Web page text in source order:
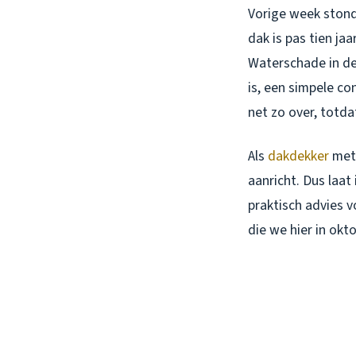
Vorige week
dak is pas tien
Waterschade in
is, een simpele
net zo over,
Als dakdekker
aanricht. Dus
praktisch advies
die we hier in